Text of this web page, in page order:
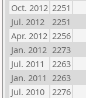
Oct. 2012 2251
Jul. 2012
2251
Apr. 2012 2256
Jan. 2012 2273
Jul. 2011
2263
Jan. 2011 2263
Jul. 2010
2276